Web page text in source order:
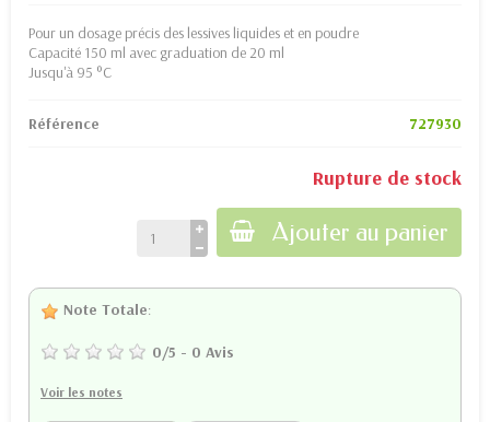
Pour un dosage précis des lessives liquides et en poudre
Capacité 150 ml avec graduation de 20 ml
Jusqu'à 95 °C
Référence 727930
Rupture de stock
Ajouter au panier
Note Totale:
0/5 - 0 Avis
Voir les notes